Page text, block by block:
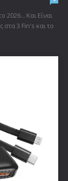
Και Είναι
στα 3 Fin's και το